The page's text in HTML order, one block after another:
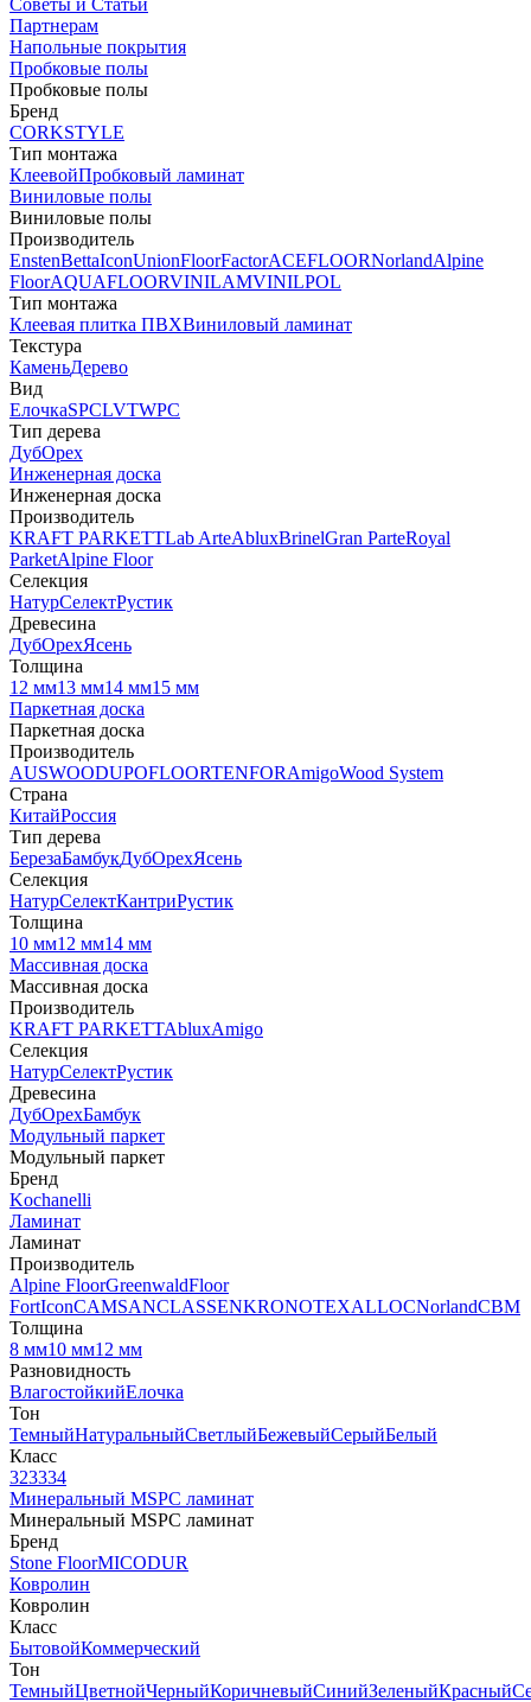
Советы и Статьи
Партнерам
Напольные покрытия
Пробковые полы
Пробковые полы
Бренд
CORKSTYLE
Тип монтажа
КлеевойПробковый ламинат
Виниловые полы
Виниловые полы
Производитель
EnstenBettaIconUnionFloorFactorACEFLOORNorlandAlpine
FloorAQUAFLOORVINILAMVINILPOL
Тип монтажа
Клеевая плитка ПВХВиниловый ламинат
Текстура
КаменьДерево
Вид
ЕлочкаSPCLVTWPC
Тип дерева
ДубОрех
Инженерная доска
Инженерная доска
Производитель
KRAFT PARKETTLab ArteAbluxBrinelGran ParteRoyal
ParketAlpine Floor
Селекция
НатурСелектРустик
Древесина
ДубОрехЯсень
Толщина
12 мм13 мм14 мм15 мм
Паркетная доска
Паркетная доска
Производитель
AUSWOODUPOFLOORTENFORAmigoWood System
Страна
КитайРоссия
Тип дерева
БерезаБамбукДубОрехЯсень
Селекция
НатурСелектКантриРустик
Толщина
10 мм12 мм14 мм
Массивная доска
Массивная доска
Производитель
KRAFT PARKETTAbluxAmigo
Селекция
НатурСелектРустик
Древесина
ДубОрехБамбук
Модульный паркет
Модульный паркет
Бренд
Kochanelli
Ламинат
Ламинат
Производитель
Alpine FloorGreenwaldFloor
FortIconCAMSANCLASSENKRONOTEXALLOCNorlandCBM
Толщина
8 мм10 мм12 мм
Разновидность
ВлагостойкийЕлочка
Тон
ТемныйНатуральныйСветлыйБежевыйСерыйБелый
Класс
323334
Минеральный MSPC ламинат
Минеральный MSPC ламинат
Бренд
Stone FloorMICODUR
Ковролин
Ковролин
Класс
БытовойКоммерческий
Тон
ТемныйЦветнойЧерныйКоричневыйСинийЗеленыйКрасный